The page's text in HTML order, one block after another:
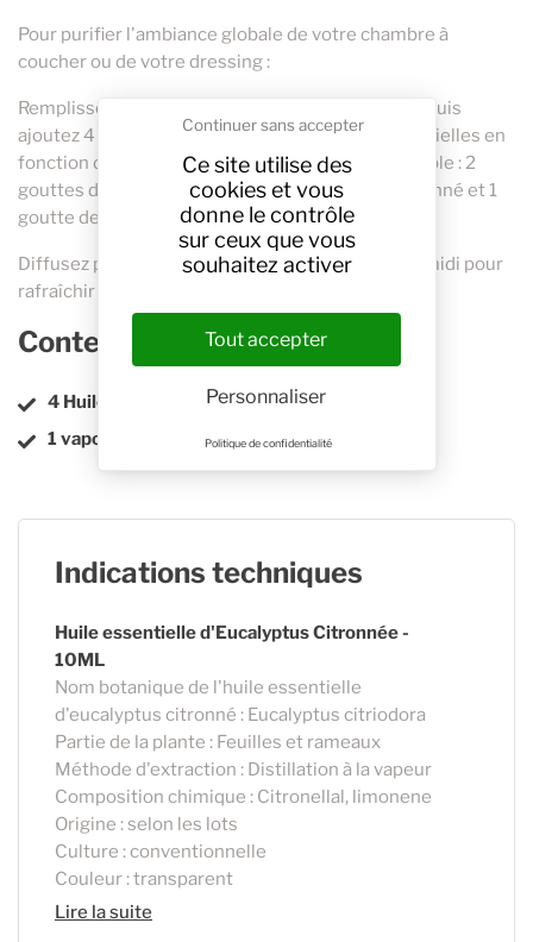
Ce site utilise des
cookies et vous
donne le contrôle
sur ceux que vous
souhaitez activer
Tout accepter
Continuer sans accepter
Personnaliser
Politique de confidentialité
Pour purifier l'ambiance globale de votre chambre à
coucher ou de votre dressing :
Remplissez le réservoir de votre diffuseur d'eau, puis
ajoutez 4 à 6 gouttes au total de vos huiles essentielles en
fonction de vos préférences olfactives (par exemple : 2
gouttes de Tea Tree, 2 gouttes d'Eucalyptus Citronné et 1
goutte de Lavande Aspic).
Diffusez pendant 15 à 20 minutes en fin d'après-midi pour
rafraîchir intensément l'atmosphère de la pièce.
Contenu du Kit
4 Huiles essentielles
1 vaporisateur de 50ml en aluminium
Indications techniques
Huile essentielle d'Eucalyptus Citronnée -
10ML
Nom botanique de l'huile essentielle
d'eucalyptus citronné : Eucalyptus citriodora
Partie de la plante : Feuilles et rameaux
Méthode d'extraction : Distillation à la vapeur
Composition chimique : Citronellal, limonene
Origine : selon les lots
Culture : conventionnelle
Couleur : transparent
Lire la suite